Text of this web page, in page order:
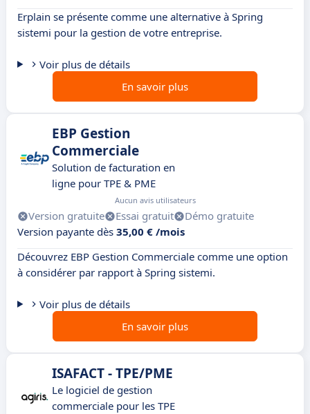
Erplain se présente comme une alternative à Spring
sistemi pour la gestion de votre entreprise.
Voir plus de détails
En savoir plus
EBP Gestion
Commerciale
Solution de facturation en
ligne pour TPE & PME
Aucun avis utilisateurs
Version gratuite Essai gratuit
Démo gratuite
Version payante dès 35,00 € /mois
Découvrez EBP Gestion Commerciale comme une option
à considérer par rapport à Spring sistemi.
Voir plus de détails
En savoir plus
ISAFACT - TPE/PME
Le logiciel de gestion
commerciale pour les TPE